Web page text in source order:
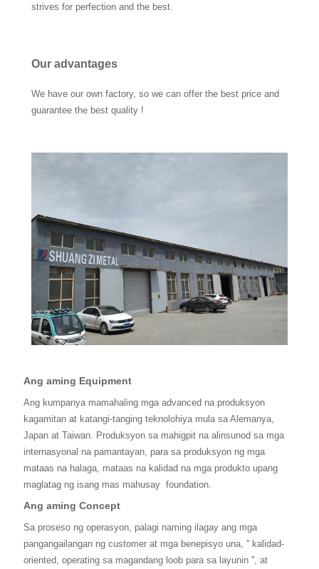
strives for perfection and the best.
Our advantages
We have our own factory, so we can offer the best price and
guarantee the best quality !
Ang aming Equipment
Ang kumpanya mamahaling mga advanced na produksyon
kagamitan at katangi-tanging teknolohiya mula sa Alemanya,
Japan at Taiwan. Produksyon sa mahigpit na alinsunod sa mga
internasyonal na pamantayan, para sa produksyon ng mga
mataas na halaga, mataas na kalidad na mga produkto upang
maglatag ng isang mas mahusay foundation.
Ang aming Concept
Sa proseso ng operasyon, palagi naming ilagay ang mga
pangangailangan ng customer at mga benepisyo una, '' kalidad-
oriented, operating sa magandang loob para sa layunin '', at